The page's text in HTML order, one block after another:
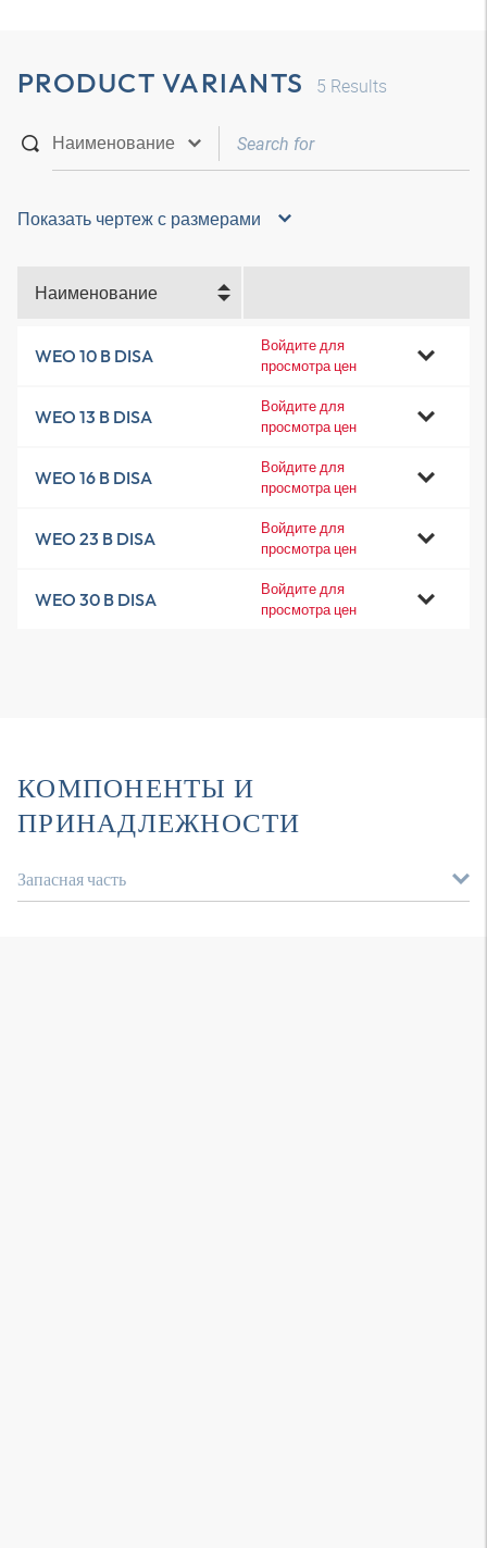
PRODUCT VARIANTS 5 Results
Показать чертеж с размерами
Наименование
WEO 10 B DISA
Войдите для
просмотра цен
WEO 13 B DISA
Войдите для
просмотра цен
WEO 16 B DISA
Войдите для
просмотра цен
WEO 23 B DISA
Войдите для
просмотра цен
WEO 30 B DISA
Войдите для
просмотра цен
КОМПОНЕНТЫ И
ПРИНАДЛЕЖНОСТИ
Запасная часть